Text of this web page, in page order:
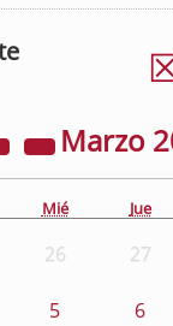
Marzo
Mié Jue
26 27
5 6